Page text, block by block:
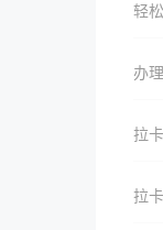
轻
办
拉
拉